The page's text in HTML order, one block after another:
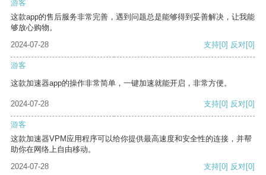
游客
这款app的售后服务非常完善，遇到问题总是能够得到妥善解决，让我能
够放心购物。
2024-07-28
支持[0] 反对[0]
游客
这款加速器app的操作非常简单，一键加速就能开启，非常方便。
2024-07-28 支持[0] 反对[0]
游客
这款加速器VPM应用程序可以给你提供最高速度和安全性的连接，并帮
助你在网络上自由移动。
2024-07-28
支持[0] 反对[0]